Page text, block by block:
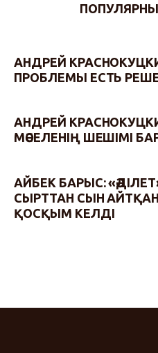
АНДРЕЙ
ПРОБЛЕМЫ ЕСТЬ
АНДРЕЙ
МӘСЕЛЕНІҢ ШЕШІМІ
АЙБЕК БАРЫС:
СЫРТТАН СЫН
ҚОСҚЫМ КЕЛДІ